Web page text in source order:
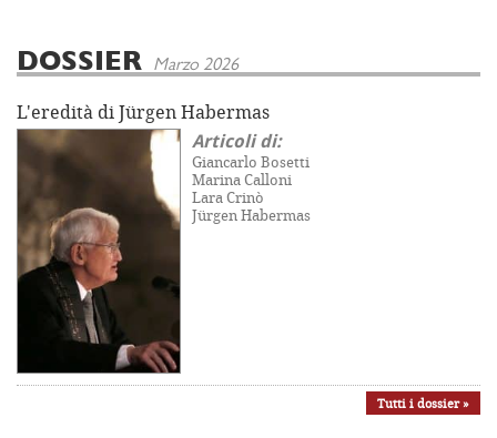
DOSSIER Marzo 2026
L'eredità di Jürgen Habermas
Articoli di:
Giancarlo Bosetti
Marina Calloni
Lara Crinò
Jürgen Habermas
Tutti i dossier »